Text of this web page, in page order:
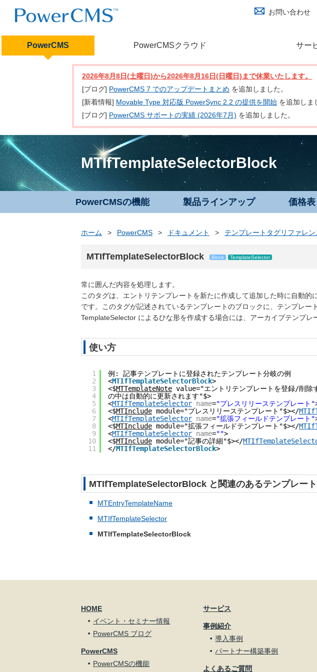
お問い合わせ
PowerCMS PowerCMSクラウド サー
2026年8月8日(土曜日)から2026年8月16日(日曜日)まで休業いたします。
[ブログ] PowerCMS 7 でのアップデートまとめ を追加しました。
[新着情報] Movable Type 対応版 PowerSync 2.2 の提供を開始 を追加しま
[ブログ] PowerCMS サポートの実績 (2026年7月) を追加しました。
MTIfTemplateSelectorBlock
PowerCMSの機能 製品ラインアップ 価格表
ホーム > PowerCMS > ドキュメント > テンプレートタグリファレン
MTIfTemplateSelectorBlock Block TemplateSelector
常に囲んだ内容を処理します。
このタグは、エントリテンプレートを新たに作成して追加した時に自動
です。このタグが記述されているテンプレートのブロックに、テンプレー
TemplateSelector によるひな形を作成する場合には、アーカイブテンプレ
使い方
1
2
3
4
5
6
7
8
9
10
11
例: 記事テンプレートに登録されたテンプレート分岐の例
<MTIfTemplateSelectorBlock>
<$MTTemplateNote value="エントリテンプレートを登録/削
の中は自動的に更新されます"$>
<MTIfTemplateSelector name="プレスリリーステンプレート"
<$MTInclude module="プレスリリーステンプレート"$></
<MTIfTemplateSelector name="拡張フィールドテンプレート"
<$MTInclude module="拡張フィールドテンプレート"$></
<MTIfTemplateSelector name="">
<$MTInclude module="記事の詳細"$></
</MTIfTemplateSelectorBlock>
MTIfTemplateSelectorBlock と関連のあるテンプレー
MTEntryTemplateName
MTIfTemplateSelector
MTIfTemplateSelectorBlock
HOME
イベント・セミナー情報
PowerCMS ブログ
PowerCMS
PowerCMSの機能
サービス
事例紹介
導入事例
パートナー構築事例
よくあるご質問